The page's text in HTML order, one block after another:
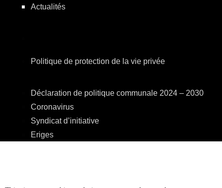
Actualités
Politique de protection de la vie privée
Déclaration de politique communale 2024 – 2030
Coronavirus
Syndicat d’initiative
Eriges